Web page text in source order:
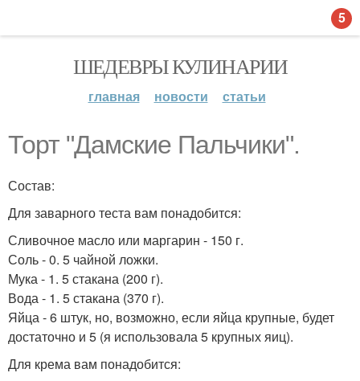
ШЕДЕВРЫ КУЛИНАРИИ
главная новости статьи
Торт "Дамские Пальчики".
Состав:
Для заварного теста вам понадобится:
Сливочное масло или маргарин - 150 г.
Соль - 0. 5 чайной ложки.
Мука - 1. 5 стакана (200 г).
Вода - 1. 5 стакана (370 г).
Яйца - 6 штук, но, возможно, если яйца крупные, будет
достаточно и 5 (я использовала 5 крупных яиц).
Для крема вам понадобится:
5